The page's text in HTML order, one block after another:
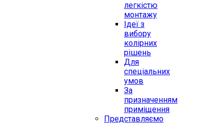
легкістю
монтажу
Ідеї з
вибору
колірних
рішень
Для
спеціальних
умов
За
призначенням
приміщення
Представляємо